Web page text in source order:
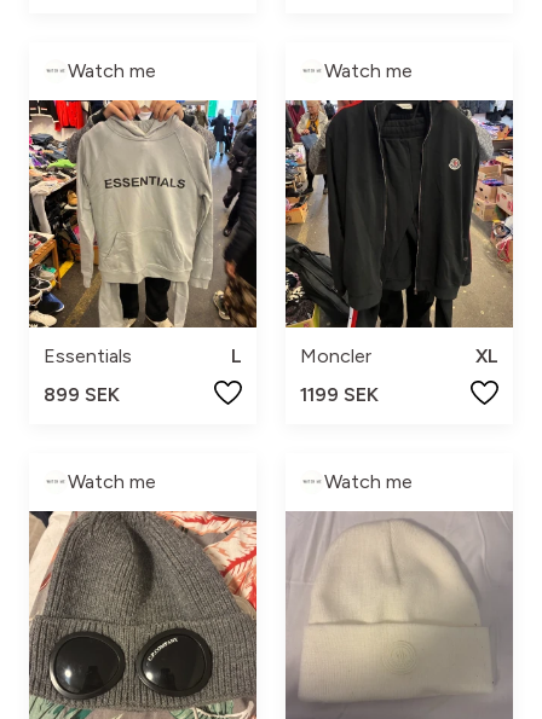
Watch me
Essentials
L
899 SEK
Watch me
Moncler
XL
1199 SEK
Watch me Watch me